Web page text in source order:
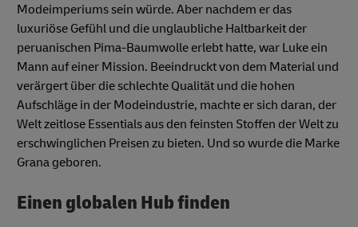
Modeimperiums sein würde. Aber nachdem er das
luxuriöse Gefühl und die unglaubliche Haltbarkeit der
peruanischen Pima-Baumwolle erlebt hatte, war Luke ein
Mann auf einer Mission. Beeindruckt von dem Material und
verärgert über die schlechte Qualität und die hohen
Aufschläge in der Modeindustrie, machte er sich daran, der
Welt zeitlose Essentials aus den feinsten Stoffen der Welt zu
erschwinglichen Preisen zu bieten. Und so wurde die Marke
Grana geboren.
Einen globalen Hub finden